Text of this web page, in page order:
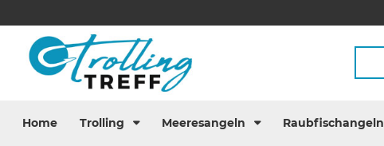
Home Trolling Meeresangeln Raubfischangeln